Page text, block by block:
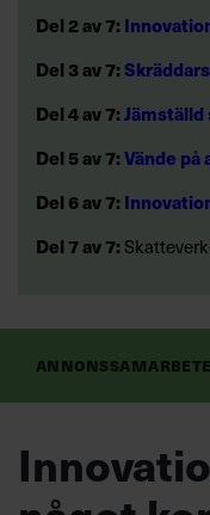
Del 2 av 7:
Del 3 av 7:
Del 4 av 7:Jämställd
Del 5 av 7:Vände på
Del 6 av 7:
Del 7 av 7: